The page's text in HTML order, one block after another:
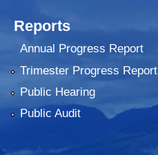
Reports
Annual Progress Report
Trimester Progress Report
Public Hearing
Public Audit